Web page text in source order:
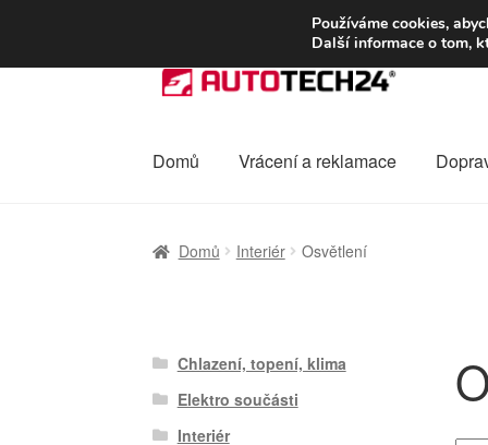
DOPRAVA od
Přeskočit
na
Přejít
webu
Domů Vrácení a reklamace
Domů Interiér Osvětlení
Chlazení, topení, klima
Elektro součásti
Interiér
Používáme cookies,
Další informace o tom,